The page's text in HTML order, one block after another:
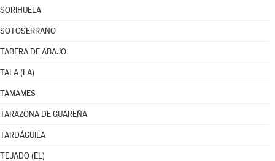
SORIHUELA
SOTOSERRANO
TABERA DE ABAJO
TALA (LA)
TAMAMES
TARAZONA DE GUAREÑA
TARDÁGUILA
TEJADO (EL)